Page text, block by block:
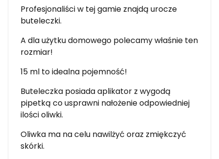
Profesjonaliści w tej gamie znajdą urocze
buteleczki.
A dla użytku domowego polecamy właśnie ten
rozmiar!
15 ml to idealna pojemność!
Buteleczka posiada aplikator z wygodą
pipetką co usprawni nałożenie odpowiedniej
ilości oliwki.
Oliwka ma na celu nawilżyć oraz zmiękczyć
skórki.